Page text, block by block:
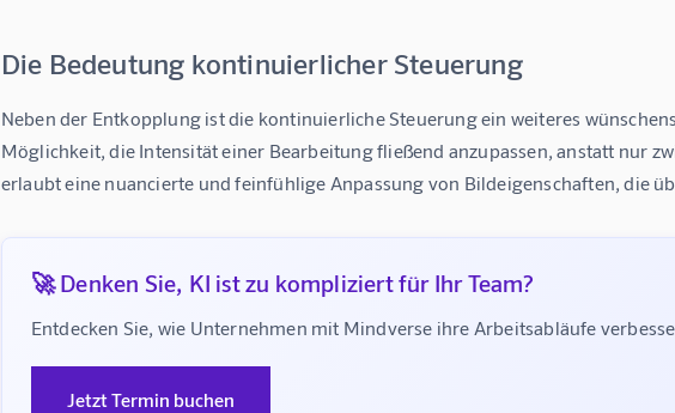
Die Bedeutung kontinuierlicher Steuerung
Neben der Entkopplung ist die kontinuierliche Steuerung ein weiteres
Möglichkeit, die Intensität einer Bearbeitung fließend anzupassen, anstatt nur
erlaubt eine nuancierte und feinfühlige Anpassung von Bildeigenschaften, die
🚀 Denken Sie, KI ist zu kompliziert für Ihr Team?
Entdecken Sie, wie Unternehmen mit Mindverse ihre Arbeitsabläufe
Jetzt Termin buchen